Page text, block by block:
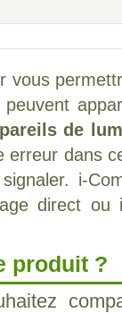
vous
de
erreur dans
i-
direct
produit ?